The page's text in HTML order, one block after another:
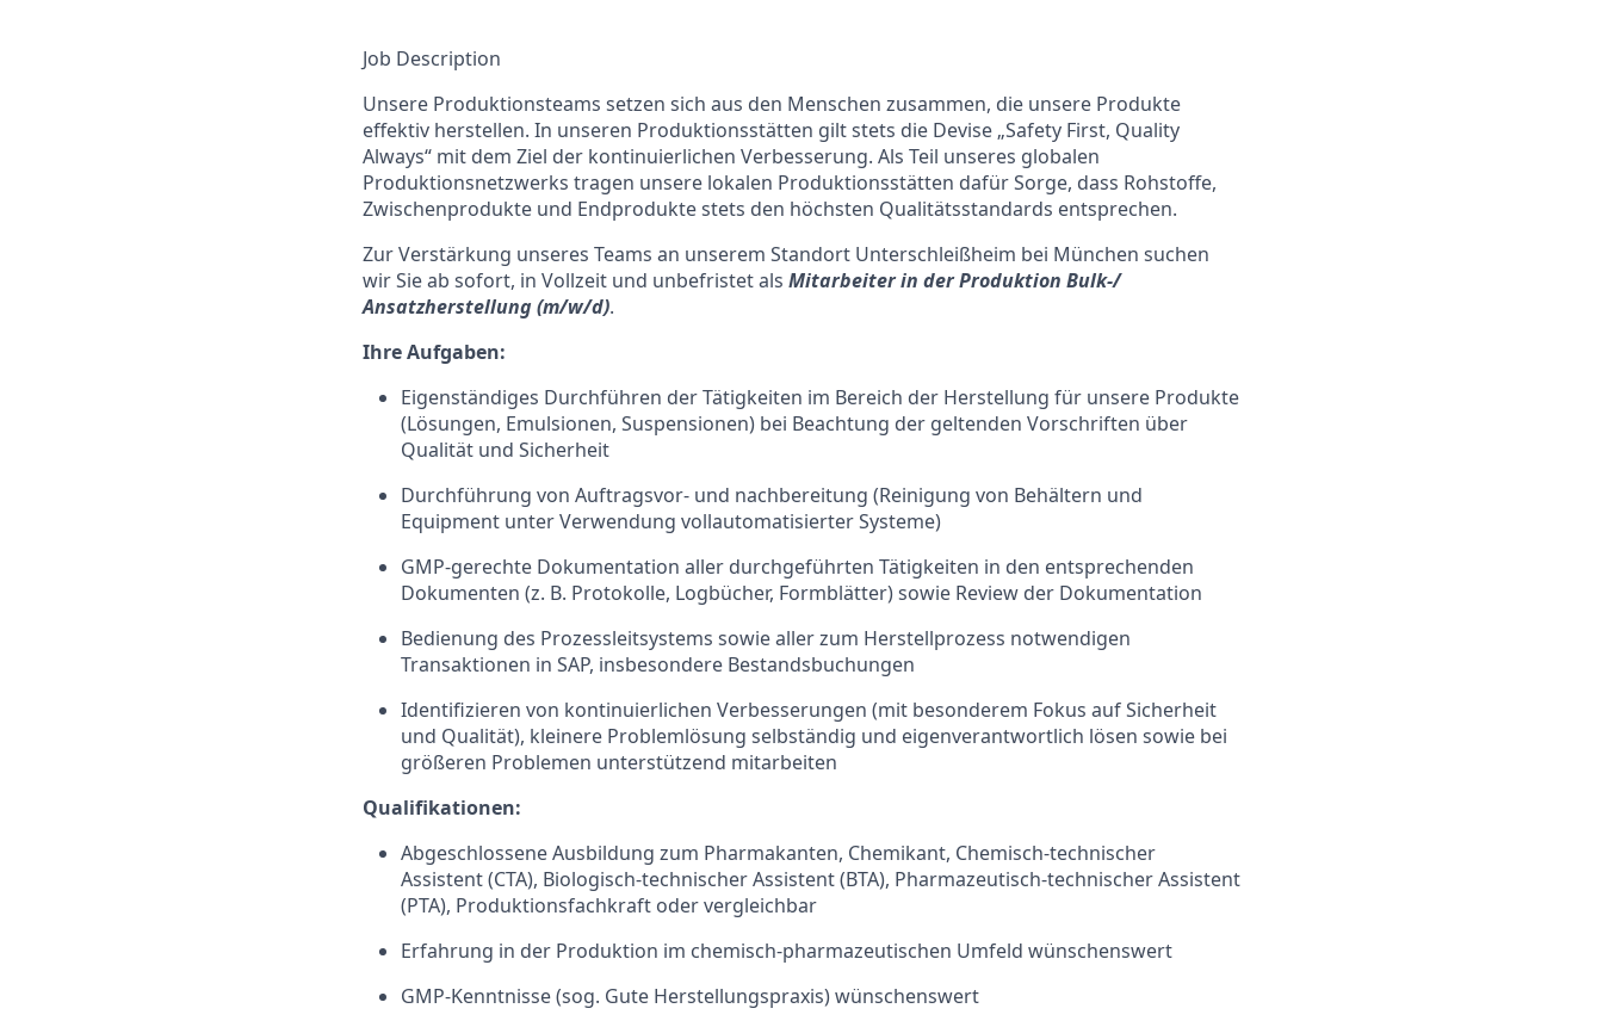
Job Description
Unsere Produktionsteams setzen sich aus den Menschen zusammen, die unsere Produkte
effektiv herstellen. In unseren Produktionsstätten gilt stets die Devise „Safety First, Quality
Always“ mit dem Ziel der kontinuierlichen Verbesserung. Als Teil unseres globalen
Produktionsnetzwerks tragen unsere lokalen Produktionsstätten dafür Sorge, dass Rohstoffe,
Zwischenprodukte und Endprodukte stets den höchsten Qualitätsstandards entsprechen.
Zur Verstärkung unseres Teams an unserem Standort Unterschleißheim bei München suchen
wir Sie ab sofort, in Vollzeit und unbefristet als Mitarbeiter in der Produktion Bulk-/
Ansatzherstellung (m/w/d).
Ihre Aufgaben:
Eigenständiges Durchführen der Tätigkeiten im Bereich der Herstellung für unsere Produkte
(Lösungen, Emulsionen, Suspensionen) bei Beachtung der geltenden Vorschriften über
Qualität und Sicherheit
Durchführung von Auftragsvor- und nachbereitung (Reinigung von Behältern und
Equipment unter Verwendung vollautomatisierter Systeme)
GMP-gerechte Dokumentation aller durchgeführten Tätigkeiten in den entsprechenden
Dokumenten (z. B. Protokolle, Logbücher, Formblätter) sowie Review der Dokumentation
Bedienung des Prozessleitsystems sowie aller zum Herstellprozess notwendigen
Transaktionen in SAP, insbesondere Bestandsbuchungen
Identifizieren von kontinuierlichen Verbesserungen (mit besonderem Fokus auf Sicherheit
und Qualität), kleinere Problemlösung selbständig und eigenverantwortlich lösen sowie bei
größeren Problemen unterstützend mitarbeiten
Qualifikationen:
Abgeschlossene Ausbildung zum Pharmakanten, Chemikant, Chemisch-technischer
Assistent (CTA), Biologisch-technischer Assistent (BTA), Pharmazeutisch-technischer Assistent
(PTA), Produktionsfachkraft oder vergleichbar
Erfahrung in der Produktion im chemisch-pharmazeutischen Umfeld wünschenswert
GMP-Kenntnisse (sog. Gute Herstellungspraxis) wünschenswert